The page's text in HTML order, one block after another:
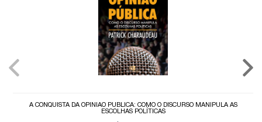
A CONQUISTA DA OPINIÃO PÚBLICA: COMO O DISCURSO MANIPULA AS
ESCOLHAS POLÍTICAS